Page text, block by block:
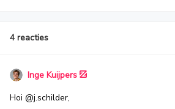
4 reacties
Inge Kuijpers
Hoi @j.schilder,